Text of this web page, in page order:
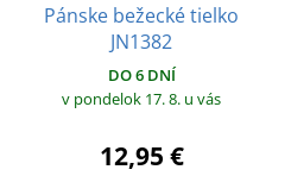
Pánske bežecké tielko
JN1382
DO 6 DNÍ
v pondelok 17. 8. u vás
12,95 €